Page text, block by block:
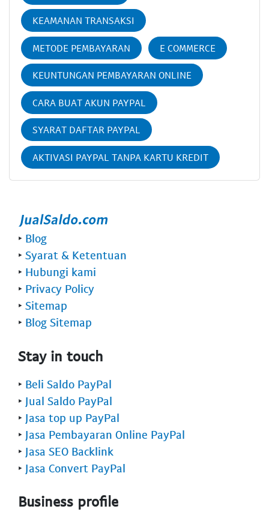
KEAMANAN TRANSAKSI
METODE PEMBAYARAN E COMMERCE
KEUNTUNGAN PEMBAYARAN ONLINE
CARA BUAT AKUN PAYPAL
SYARAT DAFTAR PAYPAL
AKTIVASI PAYPAL TANPA KARTU KREDIT
‣ Blog
‣ Syarat & Ketentuan
‣ Hubungi kami
‣ Privacy Policy
‣ Sitemap
‣ Blog Sitemap
Stay in touch
‣ Beli Saldo PayPal
‣ Jual Saldo PayPal
‣ Jasa top up PayPal
‣ Jasa Pembayaran Online PayPal
‣ Jasa SEO Backlink
‣ Jasa Convert PayPal
Business profile